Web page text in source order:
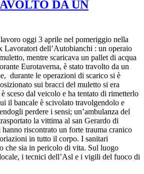
DA UN
oggi 3 aprile nel pomeriggio nella
Lavoratori dell’Autobianchi : un operaio
mentre scaricava un pallet di acqua
Eurotaverna, è stato travolto da un
durante le operazioni di scarico si è
sui bracci del muletto si era
sceso dal veicolo e ha tentato di rimetterlo
il bancale è scivolato travolgendolo e
perdere i sensi; un’ambulanza del
la vittima al san Gerardo di
riscontrato un forte trauma cranico
in tutto il corpo. I sanitari
che sia in pericolo di vita. Sul luogo
i tecnici dell’Asl e i vigili del fuoco di